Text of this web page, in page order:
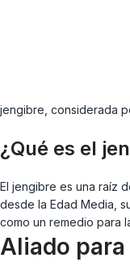
jengibre, considerada
¿Qué es el
El jengibre es una raíz
desde la Edad Media,
como un remedio para
Aliado